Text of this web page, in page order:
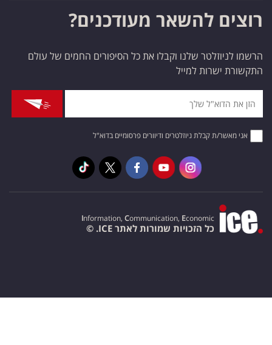
רוצים להשאר מעודכנים?
הרשמו לניוזלטר שלנו וקבלו את כל הסיפורים החמים של עולם
התקשורת ישרות למייל
אני מאשר/ת קבלת ניוזלטרים ודיוורים פרסומיים בדוא"ל
Information, Communication, Economic
כל הזכויות שמורות לאתר ICE. ©